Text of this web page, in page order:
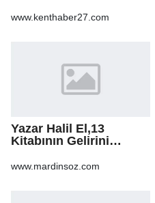
www.kenthaber27.com
Yazar Halil El,13
Kitabının Gelirini
www.mardinsoz.com